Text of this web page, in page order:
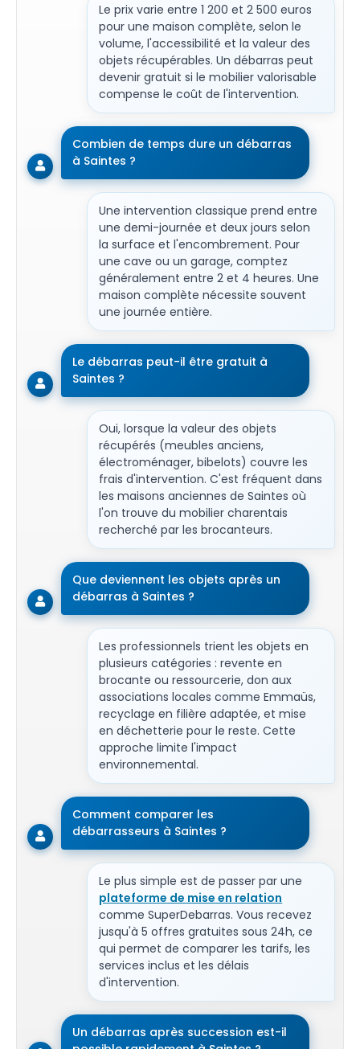
Le prix varie entre 1 200 et 2 500 euros
pour une maison complète, selon le
volume, l'accessibilité et la valeur des
objets récupérables. Un débarras peut
devenir gratuit si le mobilier valorisable
compense le coût de l'intervention.
Combien de temps dure un débarras
à Saintes ?
Une intervention classique prend entre
une demi-journée et deux jours selon
la surface et l'encombrement. Pour
une cave ou un garage, comptez
généralement entre 2 et 4 heures. Une
maison complète nécessite souvent
une journée entière.
Le débarras peut-il être gratuit à
Saintes ?
Oui, lorsque la valeur des objets
récupérés (meubles anciens,
électroménager, bibelots) couvre les
frais d'intervention. C'est fréquent dans
les maisons anciennes de Saintes où
l'on trouve du mobilier charentais
recherché par les brocanteurs.
Que deviennent les objets après un
débarras à Saintes ?
Les professionnels trient les objets en
plusieurs catégories : revente en
brocante ou ressourcerie, don aux
associations locales comme Emmaüs,
recyclage en filière adaptée, et mise
en déchetterie pour le reste. Cette
approche limite l'impact
environnemental.
Comment comparer les
débarrasseurs à Saintes ?
Le plus simple est de passer par une
plateforme de mise en relation
comme SuperDebarras. Vous recevez
jusqu'à 5 offres gratuites sous 24h, ce
qui permet de comparer les tarifs, les
services inclus et les délais
d'intervention.
Un débarras après succession est-il